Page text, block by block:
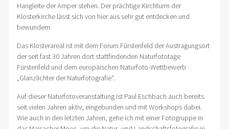
Hangleite der Amper stehen. Der prächtige Kirchturm der
Klosterkirche lässt sich von hier aus sehr gut entdecken und
bewundern
Das Klosterareal ist mit dem Forum Fürstenfeld der Austragungsort
der seit fast 30 Jahren dort stattfindenden Naturfototage
Fürstenfeld und dem europäischen Naturfoto-Wettbewerb
„Glanzlichter der Naturfotografie“.
Auf dieser Naturfotoveranstaltung ist Paul Eschbach auch bereits
seit vielen Jahren aktiv, eingebunden und mit Workshops dabei.
Wie auch in den letzten Jahren, gehe ich mit einer Fotogruppe in